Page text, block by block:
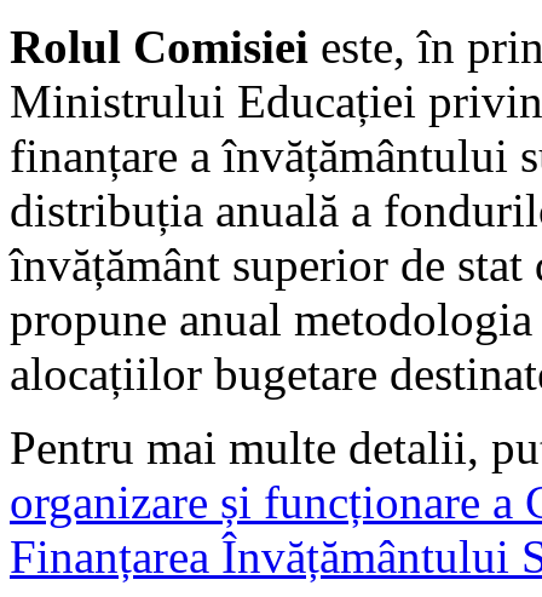
Rolul Comisiei este, în
Ministrului Educației
finanțare a învățământului
distribuția anuală a
învățământ superior de
propune anual
alocațiilor bugetare
Pentru mai multe detalii,
organizare și funcționare a
Finanțarea Învățământului